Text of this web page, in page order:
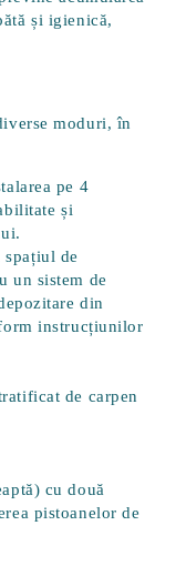
și igienică,
moduri, în
pe 4
și
spațiul de
un sistem de
din
instrucțiunilor
de carpen
cu două
pistoanelor de